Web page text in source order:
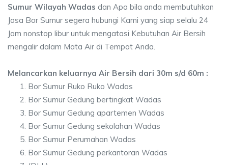
Sumur Wilayah Wadas dan Apa bila anda membutuhkan
Jasa Bor Sumur segera hubungi Kami yang siap selalu 24
Jam nonstop libur untuk mengatasi Kebutuhan Air Bersih
mengalir dalam Mata Air di Tempat Anda.
Melancarkan keluarnya Air Bersih dari 30m s/d 60m :
Bor Sumur Ruko Ruko Wadas
Bor Sumur Gedung bertingkat Wadas
Bor Sumur Gedung apartemen Wadas
Bor Sumur Gedung sekolahan Wadas
Bor Sumur Perumahan Wadas
Bor Sumur Gedung perkantoran Wadas